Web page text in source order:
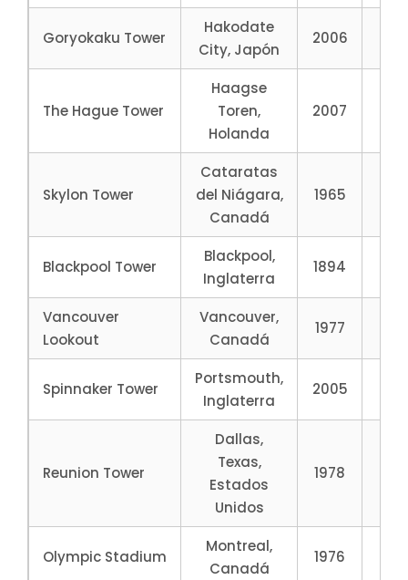
Goryokaku Tower
Hakodate
City, Japón
2006
The Hague Tower
Haagse
Toren,
Holanda
2007
Skylon Tower
Cataratas
del Niágara,
Canadá
1965
Blackpool Tower
Blackpool,
Inglaterra
1894
Vancouver
Lookout
Vancouver,
Canadá
1977
Spinnaker Tower
Portsmouth,
Inglaterra
2005
Reunion Tower
Dallas,
Texas,
Estados
Unidos
1978
Olympic Stadium
Montreal,
Canadá
1976